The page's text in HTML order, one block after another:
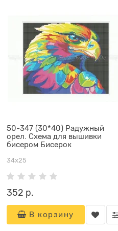
50-347 (30*40) Радужный
орел. Схема для вышивки
бисером Бисерок
34х25
352 р.
В корзину